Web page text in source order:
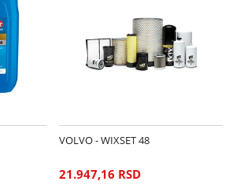
VOLVO - WIXSET 48
21.947,16 RSD